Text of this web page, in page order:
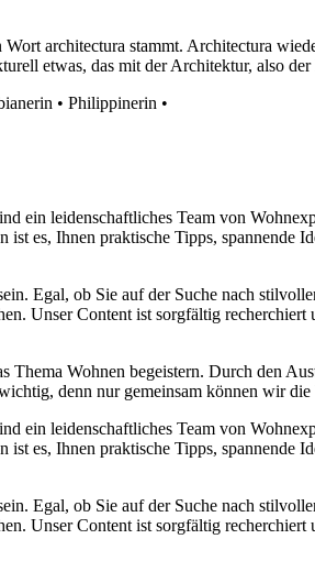
architectura stammt. Architectura
etwas, das mit der Architektur, also
• Philippinerin •
leidenschaftliches Team von
es, Ihnen praktische Tipps, spannende
Egal, ob Sie auf der Suche nach
Unser Content ist sorgfältig
Wohnen begeistern. Durch den
denn nur gemeinsam können wir
leidenschaftliches Team von
es, Ihnen praktische Tipps, spannende
Egal, ob Sie auf der Suche nach
Unser Content ist sorgfältig